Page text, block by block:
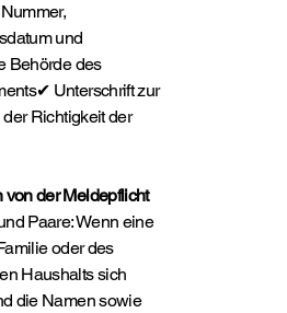
und
Behörde des
Unterschrift zur
Richtigkeit der
der Meldepflicht
Paare: Wenn eine
oder des
Haushalts sich
die Namen sowie